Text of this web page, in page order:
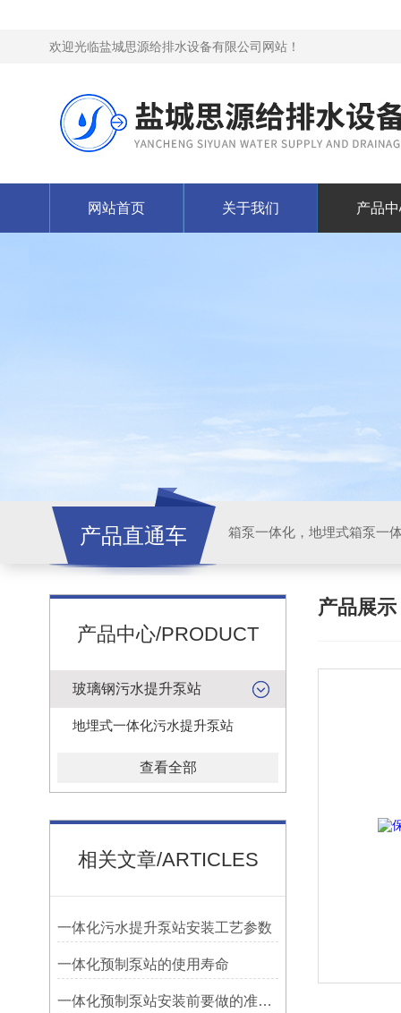
欢迎光临盐城思源给排水设备有限公司网站！
网站首页 关于我们 产品
产品直通车
产品中心/PRODUCT
玻璃钢污水提升泵站
地埋式一体化污水提升泵站
查看全部
相关文章/ARTICLES
一体化污水提升泵站安装工艺参数
一体化预制泵站的使用寿命
一体化预制泵站安装前要做的准备工作
产品展示